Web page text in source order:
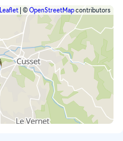
Leaflet ©OpenStreetMapcontributors